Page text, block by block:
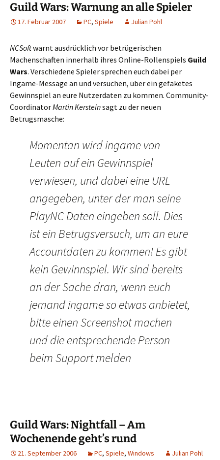
Guild Wars: Warnung an alle Spieler
17. Februar 2007 PC, Spiele Julian Pohl
NCSoftwarnt ausdrücklich vor betrügerischen
Machenschaften innerhalb ihres Online-Rollenspiels Guild
Wars. Verschiedene Spieler sprechen euch dabei per
Ingame-Message an und versuchen, über ein gefaketes
Gewinnspiel an eure Nutzerdaten zu kommen. Community-
CoordinatorMartin Kersteinsagt zu der neuen
Betrugsmasche:
Momentan wird ingame von
Leuten auf ein Gewinnspiel
verwiesen, und dabei eine URL
angegeben, unter der man seine
PlayNC Daten eingeben soll. Dies
ist ein Betrugsversuch, um an eure
Accountdaten zu kommen! Es gibt
kein Gewinnspiel. Wir sind bereits
an der Sache dran, wenn euch
jemand ingame so etwas anbietet,
bitte einen Screenshot machen
und die entsprechende Person
beim Support melden
Guild Wars: Nightfall – Am
Wochenende geht’s rund
21. September 2006 PC, Spiele, Windows Julian Pohl